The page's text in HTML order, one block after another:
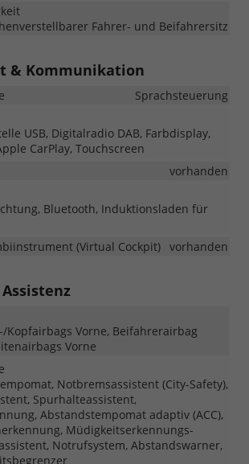
Fahrer- und Beifahrersitz
& Kommunikation
Sprachsteuerung
USB, Digitalradio DAB, Farbdisplay,
CarPlay, Touchscreen
vorhanden
Bluetooth, Induktionsladen für
(Virtual Cockpit) vorhanden
Kopfairbags Vorne, Beifahrerairbag
Vorne
Notbremsassistent (City-Safety),
Spurhalteassistent,
Abstandstempomat adaptiv (ACC),
Müdigkeitserkennungs-
Notrufsystem, Abstandswarner,